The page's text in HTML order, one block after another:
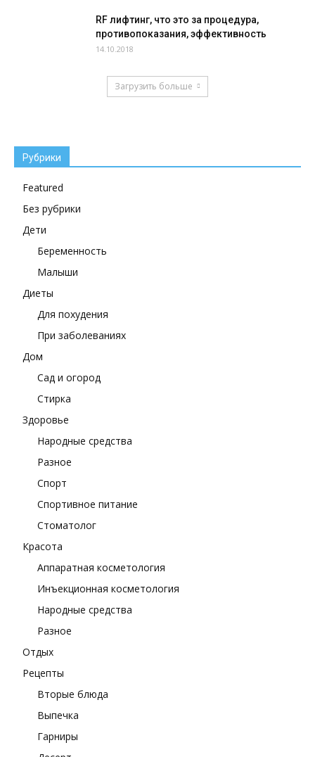
RF лифтинг, что это за процедура,
противопоказания, эффективность
14.10.2018
Загрузить больше
Рубрики
Featured
Без рубрики
Дети
Беременность
Малыши
Диеты
Для похудения
При заболеваниях
Дом
Сад и огород
Стирка
Здоровье
Народные средства
Разное
Спорт
Спортивное питание
Стоматолог
Красота
Аппаратная косметология
Инъекционная косметология
Народные средства
Разное
Отдых
Рецепты
Вторые блюда
Выпечка
Гарниры